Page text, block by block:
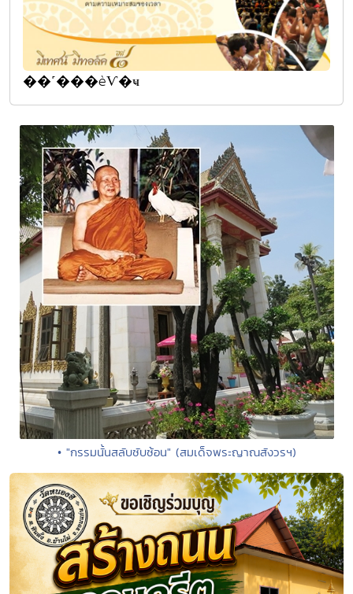
��˹���èѴ�ҹ
• "กรรมนั้นสลับซับซ้อน" (สมเด็จพระญาณสังวรฯ)